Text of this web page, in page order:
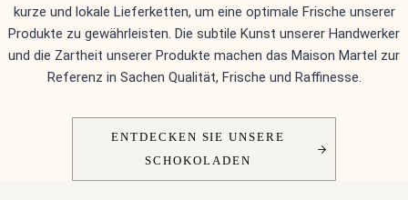
kurze und lokale Lieferketten, um eine optimale Frische unserer
Produkte zu gewährleisten. Die subtile Kunst unserer Handwerker
und die Zartheit unserer Produkte machen das Maison Martel zur
Referenz in Sachen Qualität, Frische und Raffinesse.
ENTDECKEN SIE UNSERE
SCHOKOLADEN